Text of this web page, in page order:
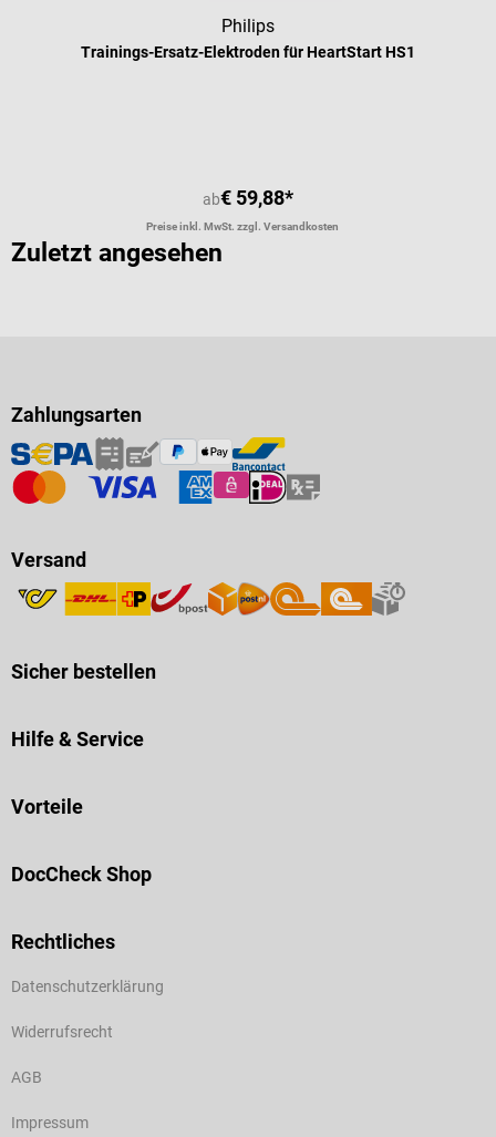
Philips
Trainings-Ersatz-Elektroden für HeartStart HS1
ab€ 59,88*
Preise inkl. MwSt. zzgl. Versandkosten
Zuletzt angesehen
Zahlungsarten
Versand
Sicher bestellen
Hilfe & Service
Vorteile
DocCheck Shop
Rechtliches
Datenschutzerklärung
Widerrufsrecht
AGB
Impressum